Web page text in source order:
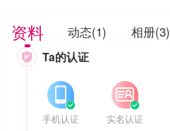
资料 动态(1) 相册(3)
 Ta的认证


手机认证


实名认证